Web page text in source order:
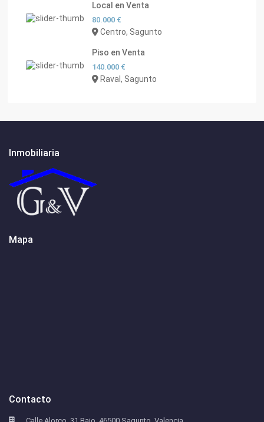
Local en Venta
80.000 €
Centro, Sagunto
Piso en Venta
140.000 €
Raval, Sagunto
Inmobiliaria
Mapa
Contacto